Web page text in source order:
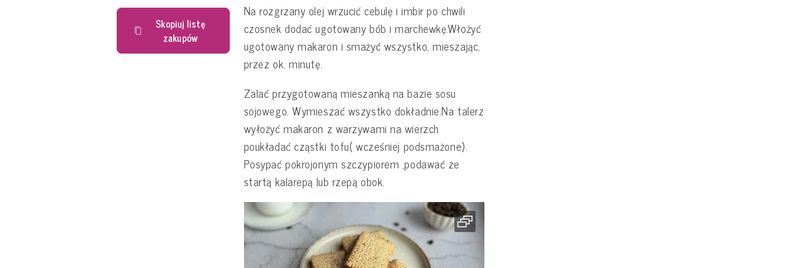
Skopiuj listę
zakupów
Na rozgrzany olej wrzucić cebulę i imbir po chwili
czosnek dodać ugotowany bób i marchewkę.Włożyć
ugotowany makaron i smażyć wszystko, mieszając,
przez ok. minutę.
Zalać przygotowaną mieszanką na bazie sosu
sojowego. Wymieszać wszystko dokładnie.Na talerz
wyłożyć makaron z warzywami na wierzch
poukładać cząstki tofu( wcześniej podsmażone).
Posypać pokrojonym szczypiorem ,podawać ze
startą kalarepą lub rzepą obok.